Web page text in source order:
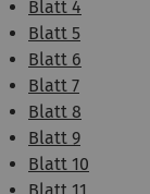
Blatt 4
Blatt 5
Blatt 6
Blatt 7
Blatt 8
Blatt 9
Blatt 10
Blatt 11